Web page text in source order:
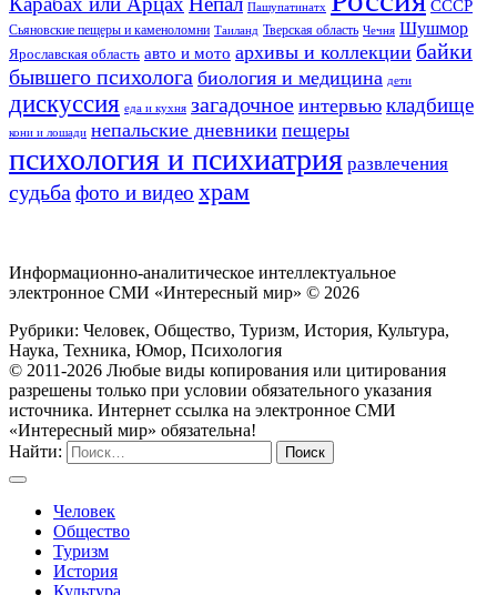
Пашупатинатх СССР
Сьяновские пещеры и каменоломни Таиланд Тверская область Чечня Шушмор
Ярославская область авто и мото архивы и коллекции байки
бывшего психолога биология и медицина дети
дискуссия еда и кухня загадочное интервью кладбище
кони и лошади непальские дневники пещеры
психология и психиатрия развлечения
судьба фото и видео храм
Информационно-аналитическое интеллектуальное
электронное СМИ «Интересный мир» © 2026
Рубрики: Человек, Общество, Туризм, История, Культура,
Наука, Техника, Юмор, Психология
© 2011-2026 Любые виды копирования или цитирования
разрешены только при условии обязательного указания
источника. Интернет ссылка на электронное СМИ
«Интересный мир» обязательна!
Найти:
Человек
Общество
Туризм
История
Культура